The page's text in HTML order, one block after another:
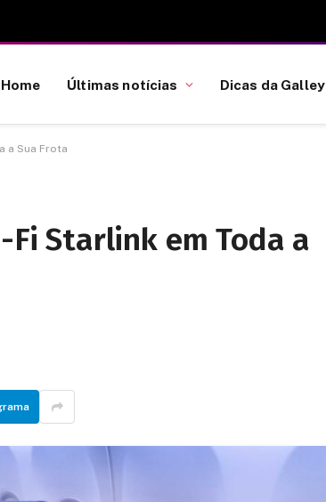
Home Últimas notícias Dicas da Galley
a Sua Frota
Starlink em Toda a